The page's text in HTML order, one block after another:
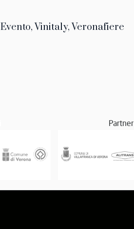
Evento, Vinitaly, Veronafiere
Partner